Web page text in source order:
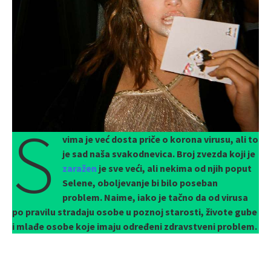
S
vima je već dosta priče o korona virusu, ali to
je sad naša svakodnevica. Broj zvezda koji je
zaražen je sve veći, ali nekima od njih poput
Selene, oboljevanje bi bilo poseban
problem. Naime, iako je tačno da od virusa
po pravilu stradaju osobe u poznoj starosti, živote gube
i mlađe osobe koje imaju određeni zdravstveni problem.